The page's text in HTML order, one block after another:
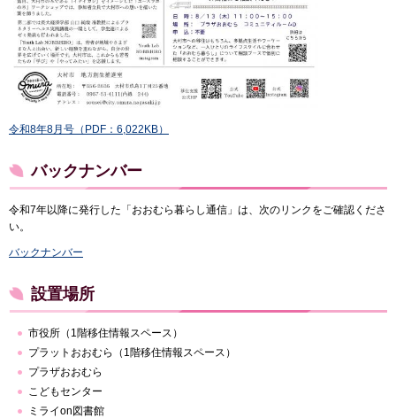
令和8年8月号（PDF：6,022KB）
バックナンバー
令和7年以降に発行した「おおむら暮らし通信」は、次のリンクをご確認くださ
い。
バックナンバー
設置場所
市役所（1階移住情報スペース）
プラットおおむら（1階移住情報スペース）
プラザおおむら
こどもセンター
ミライon図書館